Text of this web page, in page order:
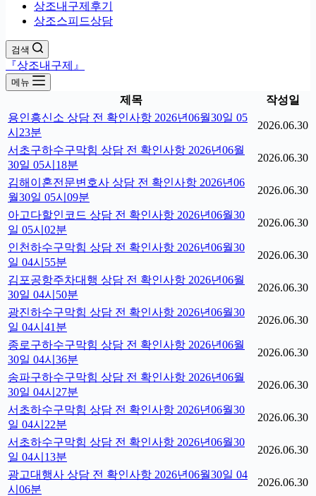
상조내구제후기
상조스피드상담
검색
『상조내구제』
메뉴
제목
작성일
용인흥신소 상담 전 확인사항 2026년06월30일 05
시23분
2026.06.30
서초구하수구막힘 상담 전 확인사항 2026년06월
30일 05시18분
2026.06.30
김해이혼전문변호사 상담 전 확인사항 2026년06
월30일 05시09분
2026.06.30
아고다할인코드 상담 전 확인사항 2026년06월30
일 05시02분
2026.06.30
인천하수구막힘 상담 전 확인사항 2026년06월30
일 04시55분
2026.06.30
김포공항주차대행 상담 전 확인사항 2026년06월
30일 04시50분
2026.06.30
광진하수구막힘 상담 전 확인사항 2026년06월30
일 04시41분
2026.06.30
종로구하수구막힘 상담 전 확인사항 2026년06월
30일 04시36분
2026.06.30
송파구하수구막힘 상담 전 확인사항 2026년06월
30일 04시27분
2026.06.30
서초하수구막힘 상담 전 확인사항 2026년06월30
일 04시22분
2026.06.30
서초하수구막힘 상담 전 확인사항 2026년06월30
일 04시13분
2026.06.30
광고대행사 상담 전 확인사항 2026년06월30일 04
시06분
2026.06.30